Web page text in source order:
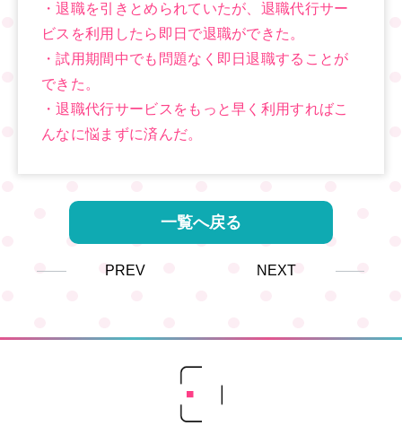
・退職を引きとめられていたが、退職代行サー
ビスを利用したら即日で退職ができた。
・試用期間中でも問題なく即日退職することが
できた。
・退職代行サービスをもっと早く利用すればこ
んなに悩まずに済んだ。
一覧へ戻る
PREV NEXT